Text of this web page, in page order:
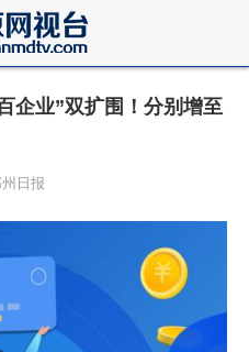
企业”双扩围！分别增至
日报